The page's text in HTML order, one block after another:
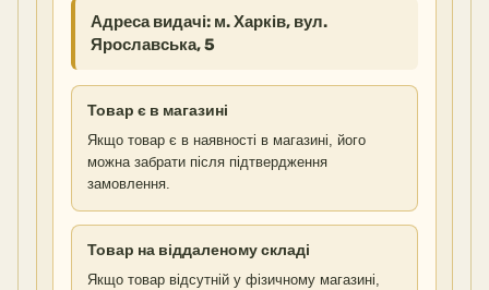
Адреса видачі: м. Харків, вул.
Ярославська, 5
Товар є в магазині
Якщо товар є в наявності в магазині, його
можна забрати після підтвердження
замовлення.
Товар на віддаленому складі
Якщо товар відсутній у фізичному магазині,